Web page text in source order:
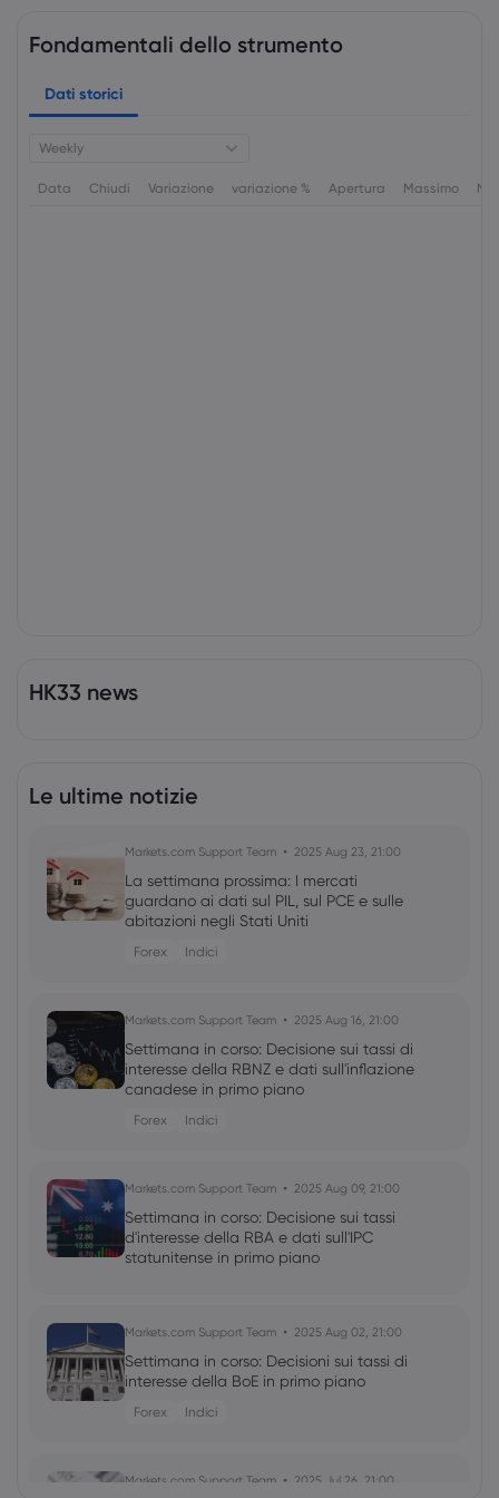
Fondamentali dello strumento
Dati storici
Weekly
Data Chiudi Variazione variazione % Apertura Massimo
HK33 news
Le ultime notizie
Markets.com Support Team 2025 Aug 23, 21:00
La settimana prossima: I mercati
guardano ai dati sul PIL, sul PCE e sulle
abitazioni negli Stati Uniti
Forex Indici
Markets.com Support Team 2025 Aug 16, 21:00
Settimana in corso: Decisione sui tassi di
interesse della RBNZ e dati sull'inflazione
canadese in primo piano
Forex Indici
Markets.com Support Team 2025 Aug 09, 21:00
Settimana in corso: Decisione sui tassi
d'interesse della RBA e dati sull'IPC
statunitense in primo piano
Markets.com Support Team 2025 Aug 02, 21:00
Settimana in corso: Decisioni sui tassi di
interesse della BoE in primo piano
Forex Indici
Markets.com Support Team 2025 Jul 26, 21:00